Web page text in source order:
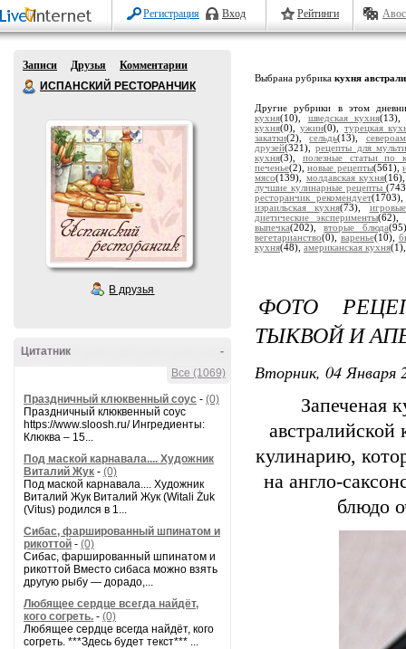
Регистрация Вход Рейтинги
Записи Друзья
Комментарии
ИСПАНСКИЙ РЕСТОРАНЧИК
В друзья
-
Цитатник
Все (1069)
Праздничный клюквенный соус - (0)
Праздничный клюквенный соус
https://www.sloosh.ru/ Ингредиенты:
Клюква – 15...
Под маской карнавала.... Художник
Виталий Жук - (0)
Под маской карнавала.... Художник
Виталий Жук Виталий Жук (Witali Żuk
(Vitus) родился в 1...
Сибас, фаршированный шпинатом и
рикоттой - (0)
Сибас, фаршированный шпинатом и
рикоттой Вместо сибаса можно взять
другую рыбу — дорадо,...
Любящее сердце всегда найдёт,
кого согреть. - (0)
Любящее сердце всегда найдёт, кого
согреть. ***Здесь будет текст*** ...
Выбрана рубрика кухня
Другие рубрики в этом
кухня(10), шведская кухня
кухня(0),ужин(0), турецкая
закатки(2),сельдь(13),
друзей(321),рецепты для
кухня(3), полезные статьи по
печенье(2),новые рецепты(561),
мясо(139), молдавская кухня
лучшие кулинарные рецепты
ресторанчик рекомендует
израильская кухня(73),
диетические эксперименты(62),
выпечка(202),вторые блюда
вегетарианство(0), варенье(10),
кухня(48), американская кухня
ФОТО
ТЫКВОЙ И
Вторник, 04 Января
Запеченая
кулинарию,
на англо-
блюдо